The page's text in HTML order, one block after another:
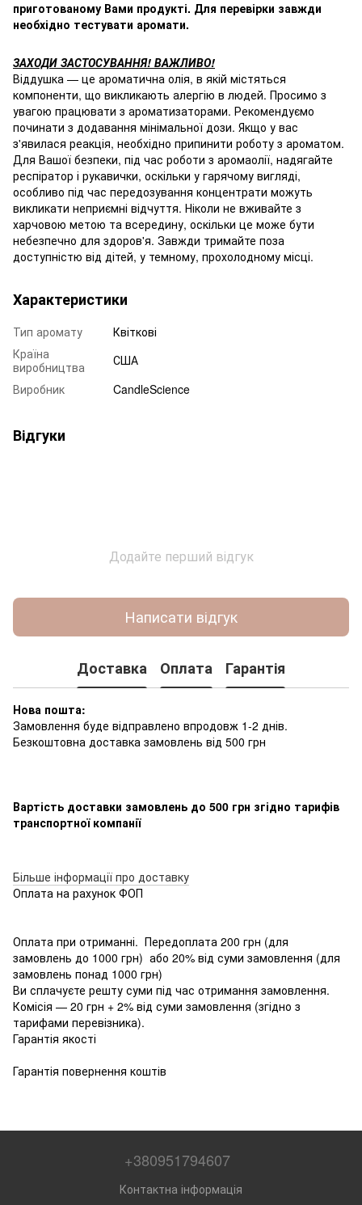
приготованому Вами продукті. Для перевірки завжди
необхідно тестувати аромати.
ЗАХОДИ ЗАСТОСУВАННЯ! ВАЖЛИВО!
Віддушка — це ароматична олія, в якій містяться
компоненти, що викликають алергію в людей. Просимо з
увагою працювати з ароматизаторами. Рекомендуємо
починати з додавання мінімальної дози. Якщо у вас
з'явилася реакція, необхідно припинити роботу з ароматом.
Для Вашої безпеки, під час роботи з аромаолії, надягайте
респіратор і рукавички, оскільки у гарячому вигляді,
особливо під час передозування концентрати можуть
викликати неприємні відчуття. Ніколи не вживайте з
харчовою метою та всередину, оскільки це може бути
небезпечно для здоров'я. Завжди тримайте поза
доступністю від дітей, у темному, прохолодному місці.
Характеристики
Тип аромату
Квіткові
Країна
виробництва
США
Виробник
CandleScience
Відгуки
Додайте перший відгук
Написати відгук
Доставка Оплата Гарантія
Нова пошта:
Замовлення буде відправлено впродовж 1-2 днів.
Безкоштовна доставка замовлень від 500 грн
Вартість доставки замовлень до 500 грн згідно тарифів
транспортної компанії
Більше інформації про доставку
Оплата на рахунок ФОП
Оплата при отриманні. Передоплата 200 грн (для
замовлень до 1000 грн) або 20% від суми замовлення (для
замовлень понад 1000 грн)
Ви сплачуєте решту суми під час отримання замовлення.
Комісія — 20 грн + 2% від суми замовлення (згідно з
тарифами перевізника).
Гарантія якості
Гарантія повернення коштів
+380951794607
Контактна інформація